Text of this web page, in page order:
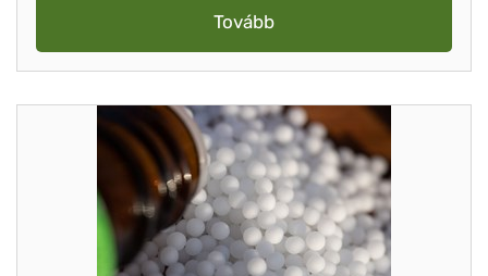
Tovább